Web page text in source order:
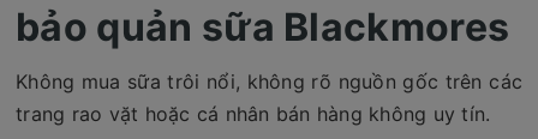
bảo quản sữa Blackmores
Không mua sữa trôi nổi, không rõ nguồn gốc trên các
trang rao vặt hoặc cá nhân bán hàng không uy tín.